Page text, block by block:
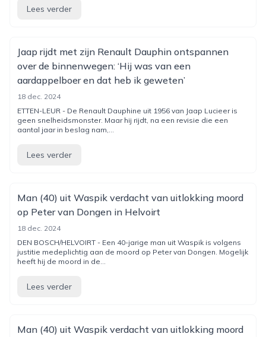
Lees verder
Jaap rijdt met zijn Renault Dauphin ontspannen
over de binnenwegen: ‘Hij was van een
aardappelboer en dat heb ik geweten’
18 dec. 2024
ETTEN-LEUR - De Renault Dauphine uit 1956 van Jaap Lucieer is
geen snelheidsmonster. Maar hij rijdt, na een revisie die een
aantal jaar in beslag nam,...
Lees verder
Man (40) uit Waspik verdacht van uitlokking moord
op Peter van Dongen in Helvoirt
18 dec. 2024
DEN BOSCH/HELVOIRT - Een 40-jarige man uit Waspik is volgens
justitie medeplichtig aan de moord op Peter van Dongen. Mogelijk
heeft hij de moord in de...
Lees verder
Man (40) uit Waspik verdacht van uitlokking moord